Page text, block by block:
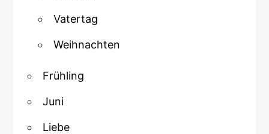
Vatertag
Weihnachten
Frühling
Juni
Liebe